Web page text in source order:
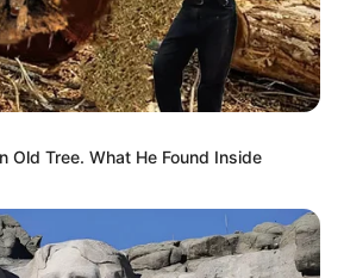
Old Tree. What He Found Inside